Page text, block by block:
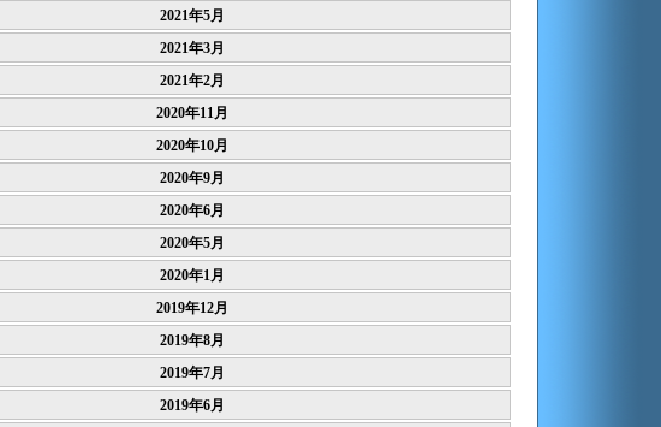
2021年5月
2021年3月
2021年2月
2020年11月
2020年10月
2020年9月
2020年6月
2020年5月
2020年1月
2019年12月
2019年8月
2019年7月
2019年6月